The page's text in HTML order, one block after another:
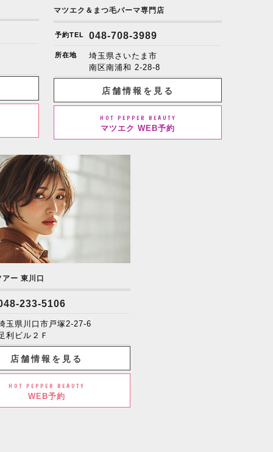
マツエク＆まつ毛パーマ専門店
予約TEL 048-708-3989
所在地
埼玉県さいたま市
南区南浦和 2-28-8
店舗情報を見る
HOT PEPPER BEAUTY
マツエク WEB予約
アー 東川口
233-5106
玉県川口市戸塚2-27-6
利ビル２Ｆ
店舗情報を見る
HOT PEPPER BEAUTY
WEB予約